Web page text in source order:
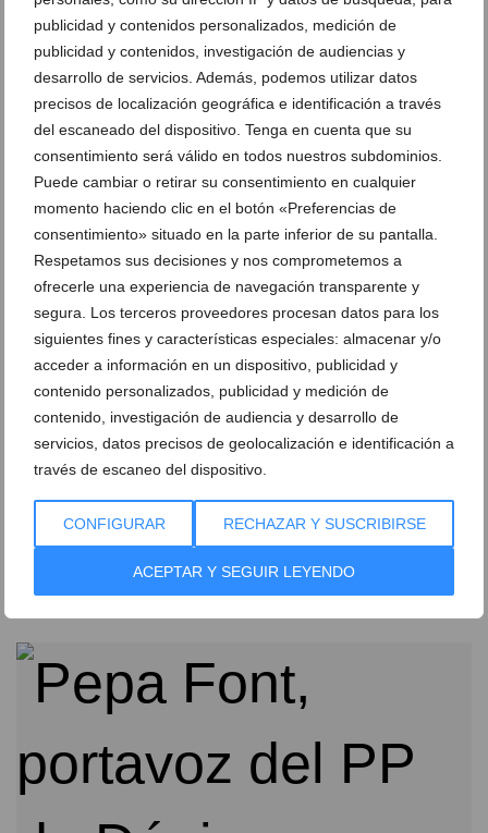
publicidad y contenidos personalizados, medición de
publicidad y contenidos, investigación de audiencias y
desarrollo de servicios. Además, podemos utilizar datos
precisos de localización geográfica e identificación a través
del escaneado del dispositivo. Tenga en cuenta que su
consentimiento será válido en todos nuestros subdominios.
Puede cambiar o retirar su consentimiento en cualquier
momento haciendo clic en el botón «Preferencias de
consentimiento» situado en la parte inferior de su pantalla.
Respetamos sus decisiones y nos comprometemos a
ofrecerle una experiencia de navegación transparente y
segura. Los terceros proveedores procesan datos para los
siguientes fines y características especiales: almacenar y/o
acceder a información en un dispositivo, publicidad y
contenido personalizados, publicidad y medición de
contenido, investigación de audiencia y desarrollo de
servicios, datos precisos de geolocalización e identificación a
través de escaneo del dispositivo.
CONFIGURAR RECHAZAR Y SUSCRIBIRSE
ACEPTAR Y SEGUIR LEYENDO
Gent de Dénia pide retirar árboles de la ladera del
Castillo para evitar su deterioro
31 de julio de 2026
Bronco enfrentamiento en el pleno de Dénia por la
norma contra la prostitución